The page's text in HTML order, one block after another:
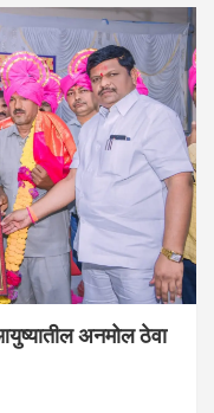
आयुष्यातील अनमोल ठेवा